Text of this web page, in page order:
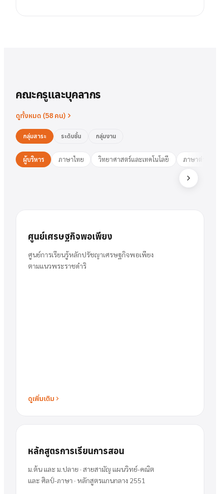
คณะครูและบุคลากร
ดูทั้งหมด (58 คน)
กลุ่มสาระ ระดับชั้น กลุ่มงาน
ผู้บริหาร ภาษาไทย วิทยาศาสตร์และเทคโนโลยี ภาษาต่างประ
นายสารัตน์ พวงเงิน
พวงเงิน
ผู้อำนวยการ
นางสาวชมพูนุท ศรีฟ้า
ศูนย์เศรษฐกิจพอเพียง
ศูนย์การเรียนรู้หลักปรัชญาเศรษฐกิจพอเพียง
ตามแนวพระราชดำริ
ดูเพิ่มเติม
หลักสูตรการเรียนการสอน
ม.ต้น และ ม.ปลาย · สายสามัญ แผนวิทย์-คณิต
และ ศิลป์-ภาษา · หลักสูตรแกนกลาง 2551